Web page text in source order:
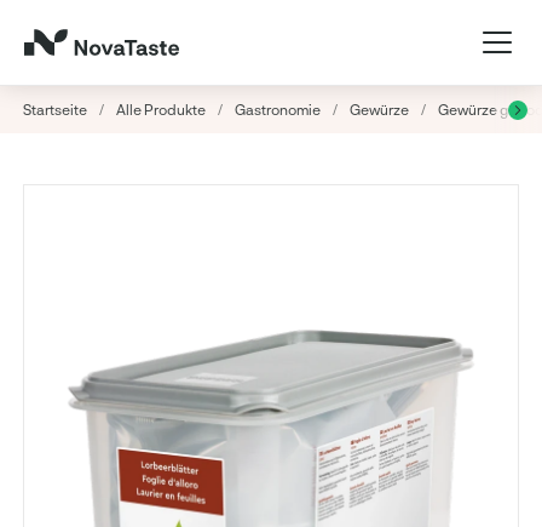
Startseite / Alle Produkte / Gastronomie / Gewürze / Gewürze